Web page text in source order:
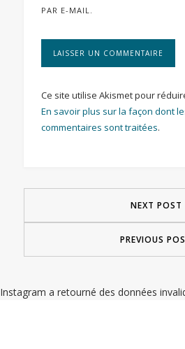
PAR E-MAIL.
Ce site utilise Akismet pour
En savoir plus sur la façon dont
commentaires sont traitées.
NEXT POST
PREVIOUS
Instagram a retourné des données